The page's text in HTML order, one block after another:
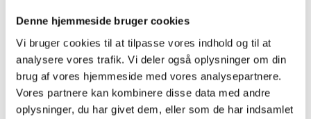
Denne hjemmeside bruger cookies
Vi bruger cookies til at tilpasse vores indhold og til at
analysere vores trafik. Vi deler også oplysninger om din
brug af vores hjemmeside med vores analysepartnere.
Vores partnere kan kombinere disse data med andre
oplysninger, du har givet dem, eller som de har indsamlet
gerne din rådgiver med, så I kan få svar på alle de
Alt om byggeri